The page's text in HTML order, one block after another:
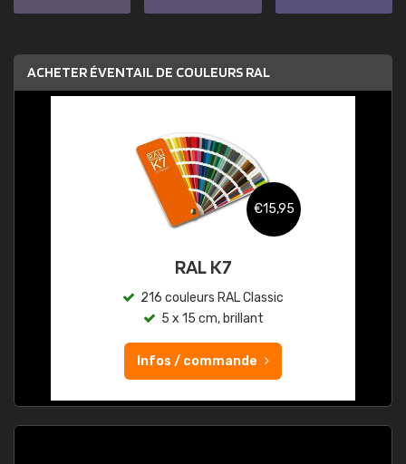
ACHETER ÉVENTAIL DE COULEURS RAL
€15,95
RAL K7
216 couleurs RAL Classic
5 x 15 cm, brillant
Infos / commande